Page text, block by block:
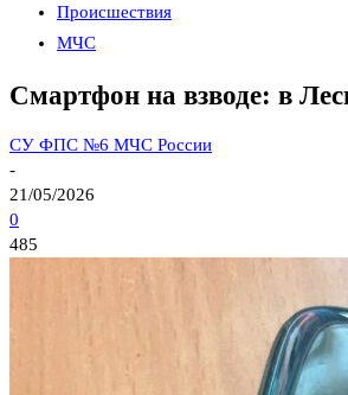
Происшествия
МЧС
Смартфон на взводе: в
СУ ФПС №6 МЧС России
-
21/05/2026
0
485